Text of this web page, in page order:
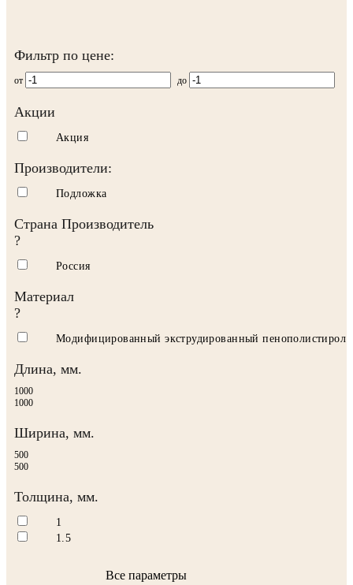
Фильтр по цене:
от до
Акции
Акция
Производители:
Подложка
Страна Производитель
?
Россия
Материал
?
Модифицированный экструдированный пенополистирол
Длина, мм.
1000
1000
Ширина, мм.
500
500
Толщина, мм.
1
1.5
Все параметры